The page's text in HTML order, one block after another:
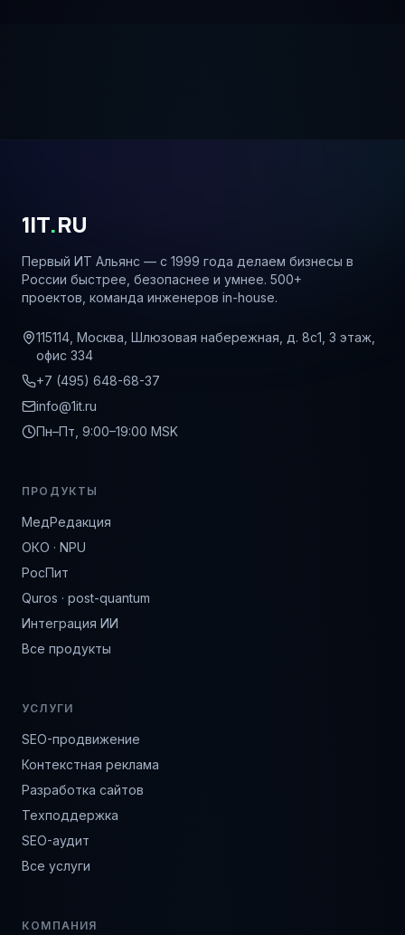
1IT.RU
Первый ИТ Альянс — с 1999 года делаем бизнесы в
России быстрее, безопаснее и умнее. 500+
проектов, команда инженеров in-house.
115114, Москва, Шлюзовая набережная, д. 8с1, 3 этаж,
офис 334
+7 (495) 648-68-37
info@1it.ru
Пн–Пт, 9:00–19:00 MSK
ПРОДУКТЫ
МедРедакция
ОКО · NPU
РосПит
Quros · post-quantum
Интеграция ИИ
Все продукты
УСЛУГИ
SEO-продвижение
Контекстная реклама
Разработка сайтов
Техподдержка
SEO-аудит
Все услуги
КОМПАНИЯ